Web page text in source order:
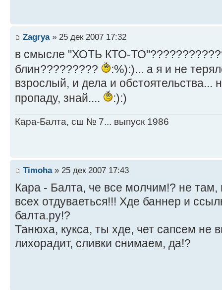
Zagrya» 25 дек 2007 17:32
в смысле "ХОТЬ КТО-
блин?????????
:%):)... а я и не
взрослый, и дела и обстоятельства...
пропаду, знай....
:):)
Кара-Балта, сш № 7... выпуск 1986
Timoha» 25 дек 2007 17:43
Кара - Балта, че все молчим!? не там,
всех отдуваеться!!! Хде баннер и
балта.ру!?
Танюха, кукса, ты хде, чет сапсем не
лихорадит, сливки снимаем, да!?